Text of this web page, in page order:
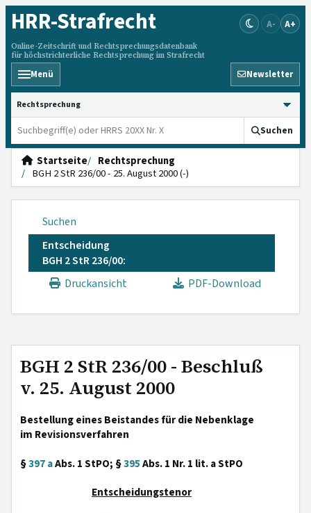
HRR-Strafrecht
Online-Zeitschrift und Rechtsprechungsdatenbank
für höchstrichterliche Rechtsprechung im Strafrecht
A- A+
Menü Newsletter
HRRS durchsuchen
Suchen
Startseite
Rechtsprechung
BGH 2 StR 236/00 - 25. August 2000 (-)
Suchen
Entscheidung
BGH 2 StR 236/00:
Druckansicht
PDF-Download
BGH 2 StR 236/00 - Beschluß
v. 25. August 2000
Bestellung eines Beistandes für die Nebenklage
im Revisionsverfahren
§397 aAbs. 1 StPO; §395Abs. 1 Nr. 1 lit. a StPO
Entscheidungstenor